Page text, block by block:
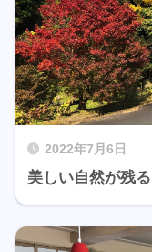
2022年7月6日
美しい自然が残